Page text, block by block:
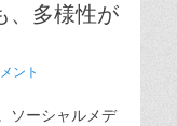
、多様性が
ント
ソーシャルメデ